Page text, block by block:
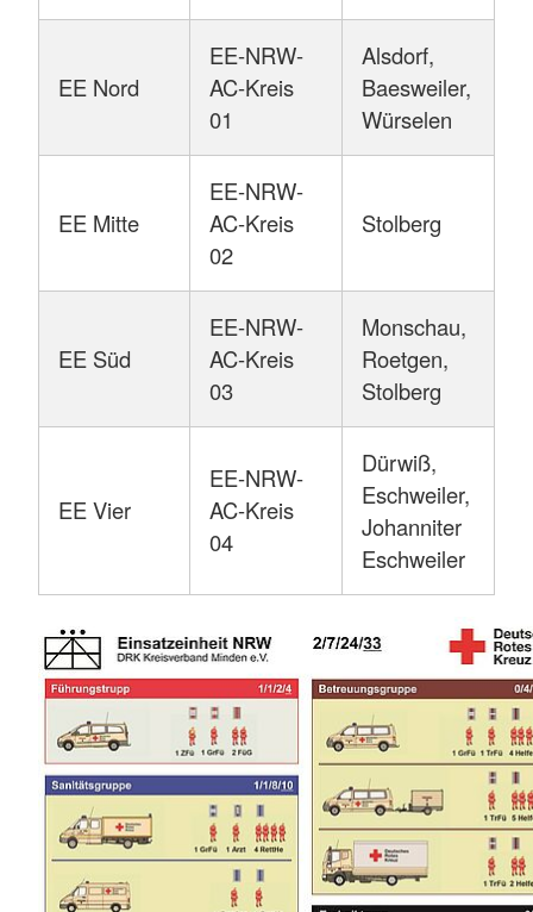
EE Nord
EE-NRW-
AC-Kreis
01
Alsdorf,
Baesweiler,
Würselen
EE Mitte
EE-NRW-
AC-Kreis
02
Stolberg
EE Süd
EE-NRW-
AC-Kreis
03
Monschau,
Roetgen,
Stolberg
EE Vier
EE-NRW-
AC-Kreis
04
Dürwiß,
Eschweiler,
Johanniter
Eschweiler